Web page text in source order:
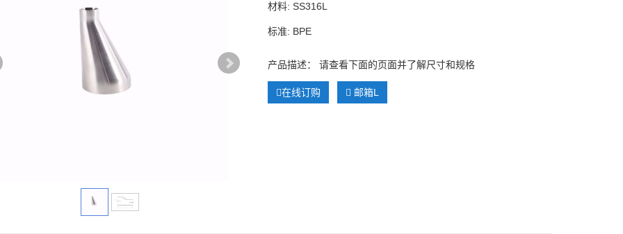
材料: SS316L
标准: BPE
产品描述： 请查看下面的页面并了解尺寸和规格
在线订购 邮箱L